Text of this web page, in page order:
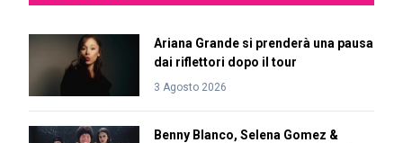
Ariana Grande si prenderà una pausa
dai riflettori dopo il tour
3 Agosto 2026
Benny Blanco, Selena Gomez &